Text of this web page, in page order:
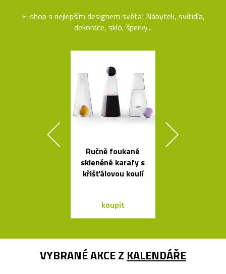
E-shop s nejlepším designem světa! Nábytek, svítidla,
dekorace, sklo, šperky...
Ručně foukané
skleněné karafy s
křišťálovou koulí
koupit
VYBRANÉ AKCE Z KALENDÁŘE